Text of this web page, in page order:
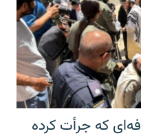
که جرأت کرده